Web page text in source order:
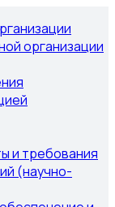
организации
и требования
(научно-